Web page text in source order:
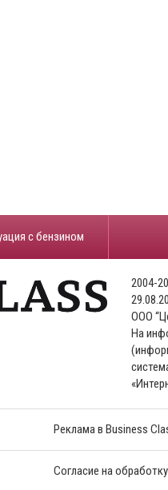
с бензином
2004-
ООО
На
Реклама в Business
Согласие на